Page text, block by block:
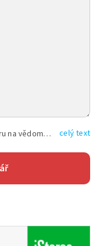
Vyplněním shora uvedených údajů beru na vědomí, že společnost TEXT FACTORY s.r.o., sídlem Brno, Durďákova 336/29, Černá Pole, PSČ: 613 00, IČ: 06157831, zapsané u Krajského soudu v Brně, oddíl C, vložka 100399, bude zpracovávat mé osobní údaje uvedené v rámci mnou vyplněného registračního formuláře na základě oprávněných zájmů TEXT FACTORY s.r.o. dle čl. 6 odst. 1 písm. f) GDPR a pro splnění právních povinností (čl. 6 odst. 1 písm. c) GDPR), a to pro tyto účely: nezbytnost zajistit oprávnění návštěvníka webových stránek provozovaných společností TEXT FACTORY s.r.o. přispívat aktivně ke zveřejněným článkům nebo v rámci diskusních fór a výkon práv TEXT FACTORY s.r.o. jako administrátora těchto diskusních fór. Více informací o zpracování osobních údajů a právech lze nalézt v celý text